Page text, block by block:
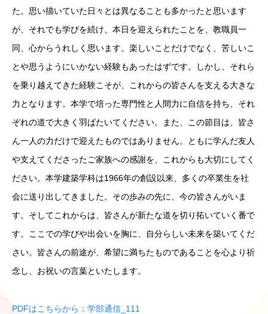
た。思い描いていた日々とは異なることも多かったと思います
が、それでも学びを続け、本日を迎えられたことを、教職員一
同、心からうれしく思います。楽しいことだけでなく、苦しいこ
とや思うようにいかない経験もあったはずです。しかし、それら
を乗り越えてきた経験こそが、これからの皆さんを支える大きな
力となります。本学で培った専門性と人間力に自信を持ち、それ
ぞれの道で大きく羽ばたいてください。また、この節目は、皆さ
ん一人の力だけで迎えたものではありません。ともに学んだ友人
や支えてくださったご家族への感謝を、これからも大切にしてく
ださい。本学建築学科は1966年の創設以来、多くの卒業生を社
会に送り出してきました。その歩みの先に、今の皆さんがいま
す。そしてこれからは、皆さんが新たな道を切り拓いていく番で
す。ここでの学びや出会いを胸に、自分らしい未来を築いてくだ
さい。皆さんの前途が、希望に満ちたものであることを心より祈
念し、お祝いの言葉といたします。
PDFはこちらから：学部通信_111